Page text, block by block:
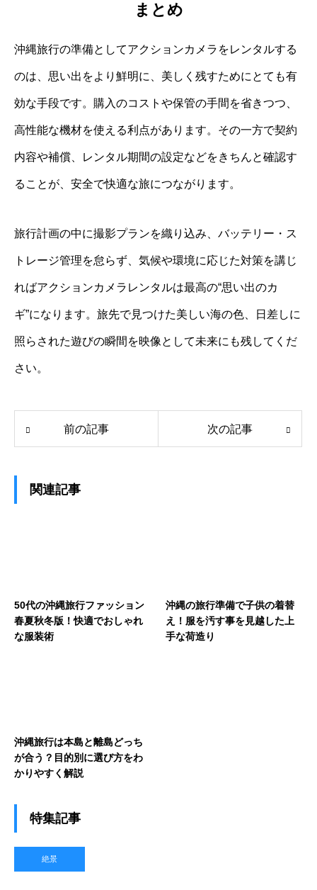
まとめ
沖縄旅行の準備としてアクションカメラをレンタルする
のは、思い出をより鮮明に、美しく残すためにとても有
効な手段です。購入のコストや保管の手間を省きつつ、
高性能な機材を使える利点があります。その一方で契約
内容や補償、レンタル期間の設定などをきちんと確認す
ることが、安全で快適な旅につながります。
旅行計画の中に撮影プランを織り込み、バッテリー・ス
トレージ管理を怠らず、気候や環境に応じた対策を講じ
ればアクションカメラレンタルは最高の“思い出のカ
ギ”になります。旅先で見つけた美しい海の色、日差しに
照らされた遊びの瞬間を映像として未来にも残してくだ
さい。
前の記事 次の記事
関連記事
50代の沖縄旅行ファッション
春夏秋冬版！快適でおしゃれ
な服装術
沖縄の旅行準備で子供の着替
え！服を汚す事を見越した上
手な荷造り
沖縄旅行は本島と離島どっち
が合う？目的別に選び方をわ
かりやすく解説
特集記事
絶景